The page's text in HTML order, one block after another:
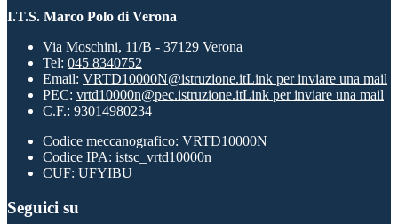
I.T.S. Marco Polo di Verona
Via Moschini, 11/B - 37129 Verona
Tel: 045 8340752
Email: VRTD10000N@istruzione.itLink per inviare una mail
PEC: vrtd10000n@pec.istruzione.itLink per inviare una mail
C.F.: 93014980234
Codice meccanografico: VRTD10000N
Codice IPA: istsc_vrtd10000n
CUF: UFYIBU
Seguici su